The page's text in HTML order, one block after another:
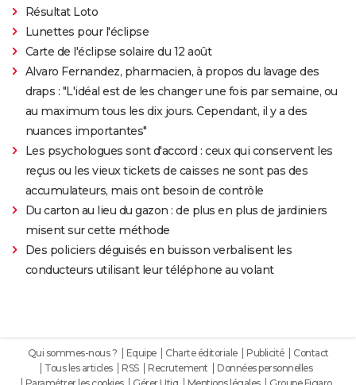
Résultat Loto
Lunettes pour l'éclipse
Carte de l'éclipse solaire du 12 août
Alvaro Fernandez, pharmacien, à propos du lavage des
draps : "L'idéal est de les changer une fois par semaine, ou
au maximum tous les dix jours. Cependant, il y a des
nuances importantes"
Les psychologues sont d'accord : ceux qui conservent les
reçus ou les vieux tickets de caisses ne sont pas des
accumulateurs, mais ont besoin de contrôle
Du carton au lieu du gazon : de plus en plus de jardiniers
misent sur cette méthode
Des policiers déguisés en buisson verbalisent les
conducteurs utilisant leur téléphone au volant
Qui sommes-nous ? Equipe Charte éditoriale Publicité
Contact
Tous les articles
RSS Recrutement
Données personnelles